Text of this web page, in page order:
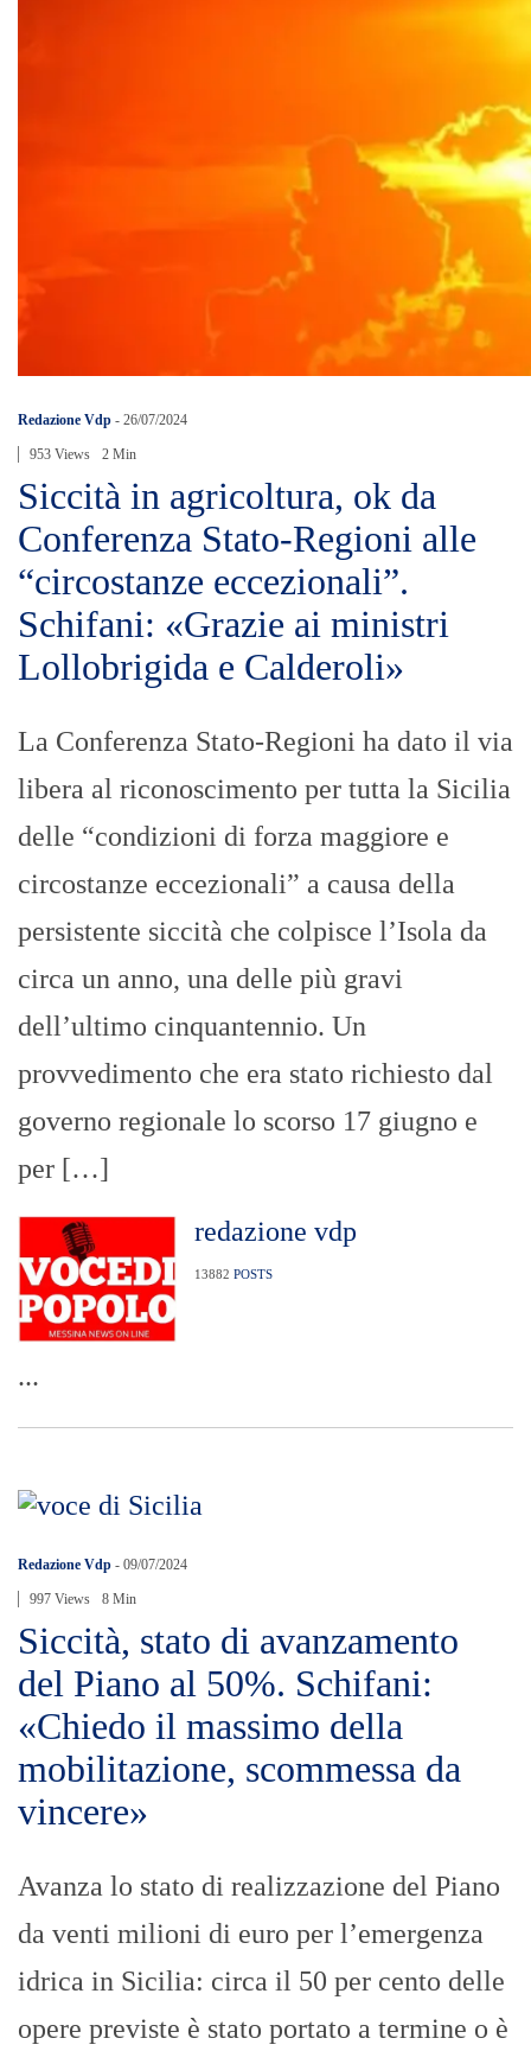
Redazione Vdp - 26/07/2024
953 Views 2 Min
Siccità in agricoltura, ok da
Conferenza Stato-Regioni alle
“circostanze eccezionali”.
Schifani: «Grazie ai ministri
Lollobrigida e Calderoli»
La Conferenza Stato-Regioni ha dato il via
libera al riconoscimento per tutta la Sicilia
delle “condizioni di forza maggiore e
circostanze eccezionali” a causa della
persistente siccità che colpisce l’Isola da
circa un anno, una delle più gravi
dell’ultimo cinquantennio. Un
provvedimento che era stato richiesto dal
governo regionale lo scorso 17 giugno e
per […]
redazione vdp
13882 POSTS
...
Redazione Vdp - 09/07/2024
997 Views 8 Min
Siccità, stato di avanzamento
del Piano al 50%. Schifani:
«Chiedo il massimo della
mobilitazione, scommessa da
vincere»
Avanza lo stato di realizzazione del Piano
da venti milioni di euro per l’emergenza
idrica in Sicilia: circa il 50 per cento delle
opere previste è stato portato a termine o è